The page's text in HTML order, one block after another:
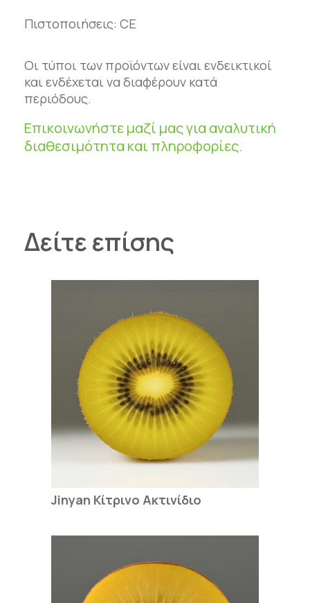
Πιστοποιήσεις: CE
Οι τύποι των προϊόντων είναι ενδεικτικοί
και ενδέχεται να διαφέρουν κατά
περιόδους.
Επικοινωνήστε μαζί μας για αναλυτική
διαθεσιμότητα και πληροφορίες.
Δείτε επίσης
Jinyan Κίτρινο Ακτινίδιο